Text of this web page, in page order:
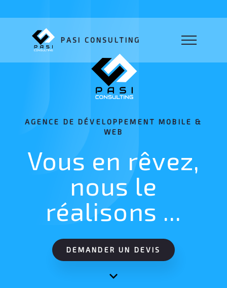
PASI CONSULTING
AGENCE DE DÉVELOPPEMENT MOBILE &
WEB
Vous en rêvez,
nous le
réalisons ...
DEMANDER UN DEVIS